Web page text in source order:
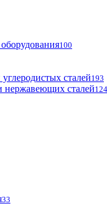
100
сталей193
нержавеющих сталей124
33